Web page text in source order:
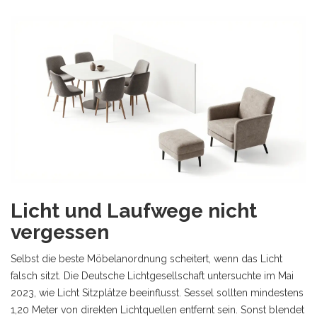
Licht und Laufwege nicht
vergessen
Selbst die beste Möbelanordnung scheitert, wenn das Licht
falsch sitzt. Die Deutsche Lichtgesellschaft untersuchte im Mai
2023, wie Licht Sitzplätze beeinflusst. Sessel sollten mindestens
1,20 Meter von direkten Lichtquellen entfernt sein. Sonst blendet